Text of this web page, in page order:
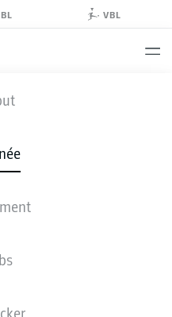
VBL
FCU
2
STATISTIQUES